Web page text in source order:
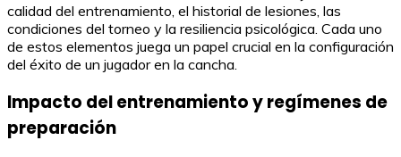
calidad del entrenamiento, el historial de lesiones, las
condiciones del torneo y la resiliencia psicológica. Cada uno
de estos elementos juega un papel crucial en la configuración
del éxito de un jugador en la cancha.
Impacto del entrenamiento y regímenes de
preparación